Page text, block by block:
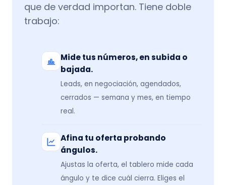
que de verdad importan. Tiene doble
trabajo:
Mide tus números, en subida o
bajada.
Leads, en negociación, agendados,
cerrados — semana y mes, en tiempo
real.
Afina tu oferta probando
ángulos.
Ajustas la oferta, el tablero mide cada
ángulo y te dice cuál cierra. Eliges el